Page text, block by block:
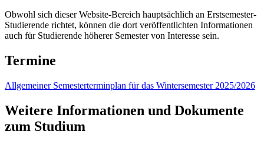
Obwohl sich dieser Website-Bereich hauptsächlich an Erstsemester-
Studierende richtet, können die dort veröffentlichten Informationen
auch für Studierende höherer Semester von Interesse sein.
Termine
Allgemeiner Semesterterminplan für das Wintersemester 2025/2026
Weitere Informationen und Dokumente
zum Studium